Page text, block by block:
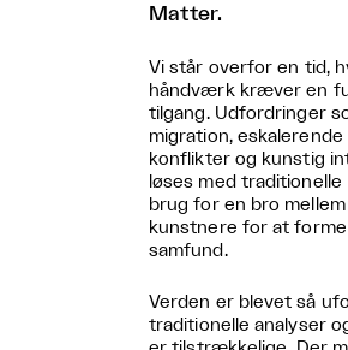
Matter.
Vi står overfor en tid,
håndværk kræver en
tilgang. Udfordringer
migration,
konflikter og kunstig
løses med
brug for en bro
kunstnere for at
samfund.
Verden er blevet så
traditionelle analyser